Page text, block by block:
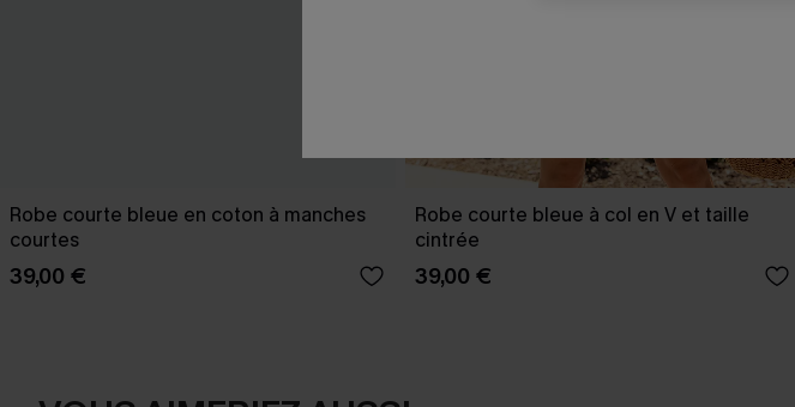
Robe courte bleue en coton à manches
courtes
39,00 €
Robe courte bleue à col en V et taille
cintrée
39,00 €